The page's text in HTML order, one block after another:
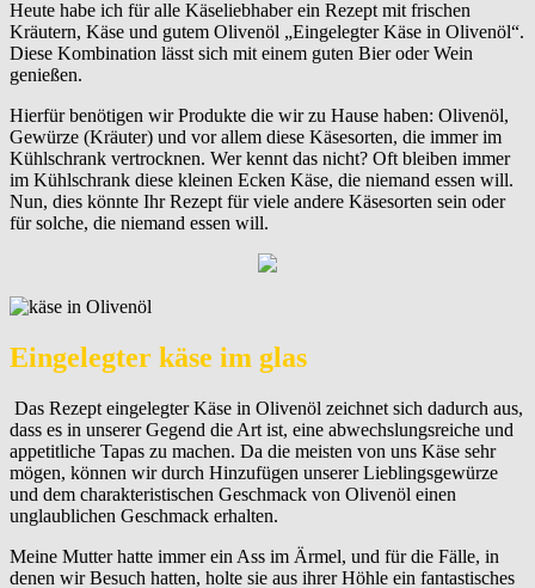
Heute habe ich für alle Käseliebhaber ein Rezept mit frischen
Kräutern, Käse und gutem Olivenöl „Eingelegter Käse in Olivenöl“.
Diese Kombination lässt sich mit einem guten Bier oder Wein
genießen.
Hierfür benötigen wir Produkte die wir zu Hause haben: Olivenöl,
Gewürze (Kräuter) und vor allem diese Käsesorten, die immer im
Kühlschrank vertrocknen. Wer kennt das nicht? Oft bleiben immer
im Kühlschrank diese kleinen Ecken Käse, die niemand essen will.
Nun, dies könnte Ihr Rezept für viele andere Käsesorten sein oder
für solche, die niemand essen will.
Eingelegter käse im glas
Das Rezept eingelegter Käse in Olivenöl zeichnet sich dadurch aus,
dass es in unserer Gegend die Art ist, eine abwechslungsreiche und
appetitliche Tapas zu machen. Da die meisten von uns Käse sehr
mögen, können wir durch Hinzufügen unserer Lieblingsgewürze
und dem charakteristischen Geschmack von Olivenöl einen
unglaublichen Geschmack erhalten.
Meine Mutter hatte immer ein Ass im Ärmel, und für die Fälle, in
denen wir Besuch hatten, holte sie aus ihrer Höhle ein fantastisches